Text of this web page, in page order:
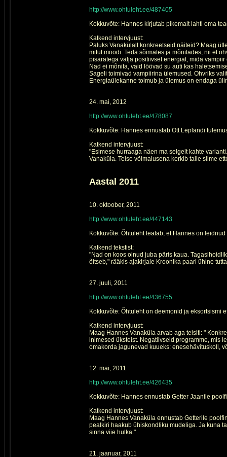
http://www.ohtuleht.ee/487405
Kokkuvõte: Hannes kirjutab pikemalt lahti oma
Katkend intervjuust:
Paluks Vanakülalt konkreetseid näiteid? Maag
mitut moodi. Teda sõimates ja mõnitades, nii et
pisaratega välja positiivset energiat, mida
Nad ei mõnita, vaid löövad su auti kas
Sageli toimivad vampiirina ülemused. Ohvriks
Energiaülekanne toimub ja ülemus on endaga
24. mai, 2012
http://www.ohtuleht.ee/478087
Kokkuvõte: Hannes ennustab Ott Leplandi
Katkend intervjuust:
"Esimese hurraaga näen ma selgelt kahte
Vanaküla. Teise võimalusena kerkib talle silme
Aastal 2011
10. oktoober, 2011
http://www.ohtuleht.ee/447143
Kokkuvõte: Õhtuleht teatab, et Hannes on
Katkend tekstist:
"Nad on koos olnud juba päris kaua.
õitseb," rääkis ajakirjale Kroonika paari ühine
27. juuli, 2011
http://www.ohtuleht.ee/436755
Kokkuvõte: Õhtuleht on deemonid ja eksortsismi
Katkend intervjuust:
Maag Hannes Vanaküla arvab aga teisiti: "
inimesed üksteist. Negatiivseid programme, mis
omakorda jagunevad kuueks: enesehävituskoll,
12. mai, 2011
http://www.ohtuleht.ee/426435
Kokkuvõte: Hannes ennustab Getter Jaanile
Katkend intervjuust:
Maag Hannes Vanaküla ennustab Getterile
pealkiri haakub ühiskondliku mudeliga. Ja kuna
sinna viie hulka."
21. jaanuar, 2011